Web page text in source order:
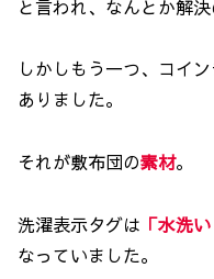
と言われ、なんとか解決
しかしもう一つ、コイ
ありました。
それが敷布団の素材。
洗濯表示タグは 「水洗
なっていました。